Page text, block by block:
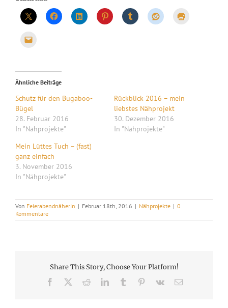
Ähnliche Beiträge
Schutz für den Bugaboo-
Bügel
28. Februar 2016
In "Nähprojekte"
Rückblick 2016 – mein
liebstes Nähprojekt
30. Dezember 2016
In "Nähprojekte"
Mein Lüttes Tuch – (fast)
ganz einfach
3. November 2016
In "Nähprojekte"
Von Feierabendnäherin | Februar 18th, 2016 | Nähprojekte | 0
Kommentare
Share This Story, Choose Your Platform!
Facebook RedditLinkedInTumblr Pinterest
Vk
E-